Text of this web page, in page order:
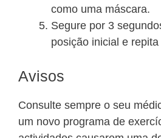
como uma máscara.
Segure por 3
posição inicial e
Avisos
Consulte sempre o seu
um novo programa de